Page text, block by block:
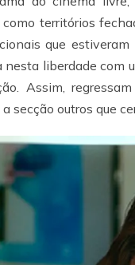
territórios
que estiveram
nesta liberdade com
Assim,
secção outros que